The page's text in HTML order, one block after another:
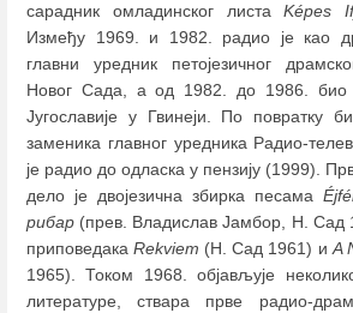
сарадник омладинског листаKépes
Између 1969. и 1982. радиo је као
главни уредник петојезичног
Новог Сада, а од 1982. до 1986.
Југославије у Гвинеји. По повратку
заменика главног уредника Радио-
је радио до одласка у пензију (1999).
дело је двојезична збирка песама
рибар (прев. Владислав Јамбор, Н. Сад
приповедакаRekviem (Н. Сад 1961) иA
1965). Током 1968. објављује
литературе, ствара прве радио-